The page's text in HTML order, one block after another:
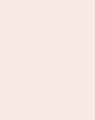
て顔に刺さっ
ノーズワイヤ
クは安心で